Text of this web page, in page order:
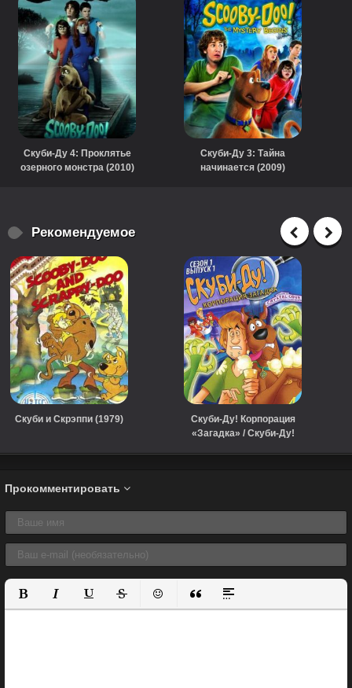
Скуби-Ду 4: Проклятье
озерного монстра (2010)
Скуби-Ду 3: Тайна
начинается (2009)
Рекомендуемое
Скуби и Скрэппи (1979)
Скуби-Ду! Корпорация
«Загадка» / Скуби-Ду!
Прокомментировать
Полужирный
КурсивПодчеркнутый
ЗачеркнутыйВставить смайлик
Вставка цитаты
Вставка спойлера